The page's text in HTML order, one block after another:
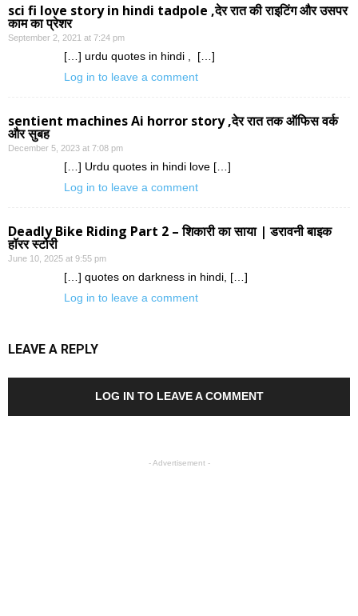
sci fi love story in hindi tadpole ,देर रात की राइटिंग और उसपर
काम का प्रेशर
September 2, 2021 at 7:24 pm
[…] urdu quotes in hindi , […]
Log in to leave a comment
sentient machines Ai horror story ,देर रात तक ऑफिस वर्क
और सुबह
December 5, 2023 at 7:08 pm
[…] Urdu quotes in hindi love […]
Log in to leave a comment
Deadly Bike Riding Part 2 – शिकारी का साया | डरावनी बाइक
हॉरर स्टोरी
June 10, 2025 at 9:55 pm
[…] quotes on darkness in hindi, […]
Log in to leave a comment
LEAVE A REPLY
LOG IN TO LEAVE A COMMENT
- Advertisement -